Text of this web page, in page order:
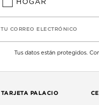
HOGAR
TU CORREO ELECTRÓNICO
Tus datos están protegidos.
TARJETA PALACIO